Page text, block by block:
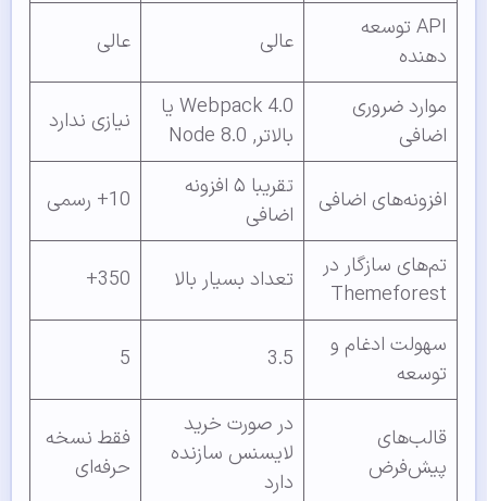
API توسعه
دهنده
عالی عالی
موارد ضروری
اضافی
Webpack 4.0 یا
بالاتر, Node 8.0
نیازی ندارد
افزونه‌‌های اضافی
تقریبا ۵ افزونه
اضافی
10+ رسمی
تم‌‌های سازگار در
Themeforest
تعداد بسیار بالا 350+
سهولت ادغام و
توسعه
3.5
5
قالب‌‌های
پیش‌‌فرض
در صورت خرید
لایسنس سازنده
دارد
فقط نسخه
حرفه‌‌ای